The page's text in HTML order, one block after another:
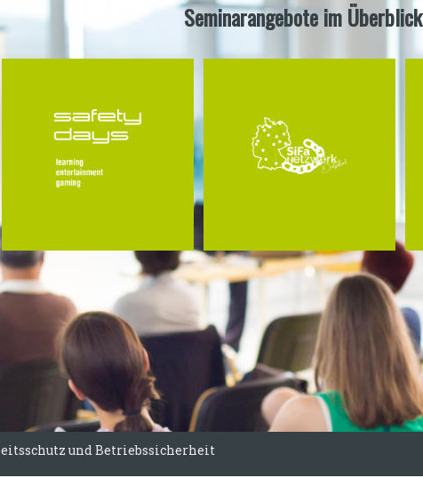
Seminarangebote im Überblick
und Betriebssicherheit